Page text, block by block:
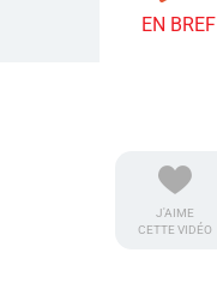
EN BREF
J'AIME
CETTE VIDÉO